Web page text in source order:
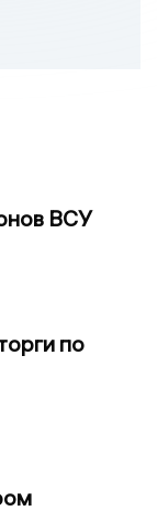
ВСУ
по